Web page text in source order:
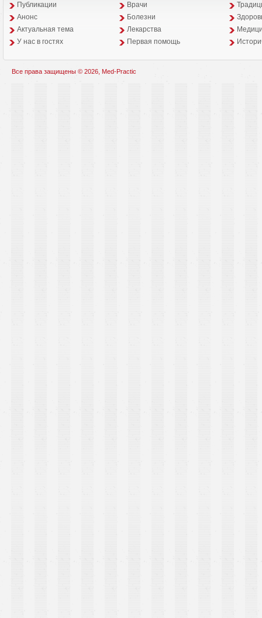
Публикации
Врачи
Анонс
Болезни
Aктуальная тема
Лекарства
У нас в гостях
Первая помощь
Все права защищены © 2026, Med-Practic